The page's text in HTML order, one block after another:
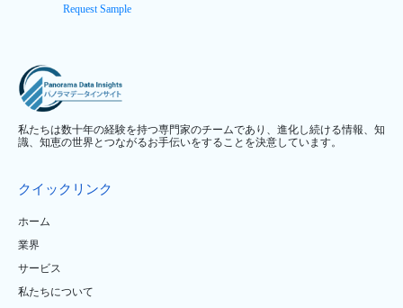
Request Sample
私たちは数十年の経験を持つ専門家のチームであり、進化し続ける情報、知
識、知恵の世界とつながるお手伝いをすることを決意しています。
クイックリンク
ホーム
業界
サービス
私たちについて